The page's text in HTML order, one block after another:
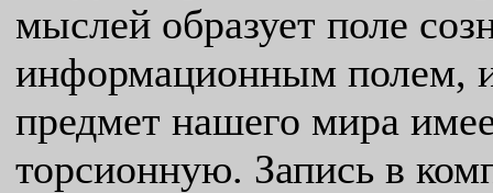
мыслей образует поле
информационным полем,
предмет нашего мира
торсионную. Запись в